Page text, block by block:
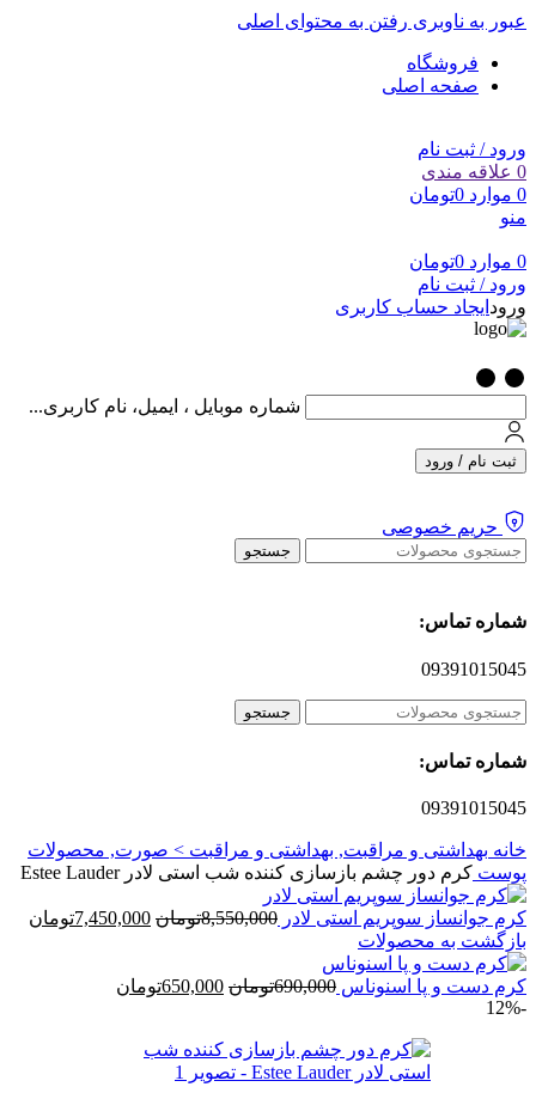
عبور به ناوبری رفتن به محتوای اصلی
فروشگاه
صفحه اصلی
ورود / ثبت نام
0 علاقه مندی
0 موارد 0تومان
منو
0 موارد 0تومان
ورود / ثبت نام
ورود ایجاد حساب کاربری
شماره موبایل ، ایمیل، نام کاربری...
ثبت نام / ورود
حریم خصوصی
جستجو
شماره تماس:
09391015045
جستجو
شماره تماس:
09391015045
خانه بهداشتی و مراقبت, بهداشتی و مراقبت > صورت, محصولات
پوست کرم دور چشم بازسازی کننده شب استی لادر Estee Lauder
کرم جوانساز سوپریم استی لادر 8,550,000تومان قیمت
بود.
7,450,000تومان
بازگشت به محصولات
کرم دست و پا اسنوناس 690,000تومان قیمت
بود.
650,000تومان
-12%